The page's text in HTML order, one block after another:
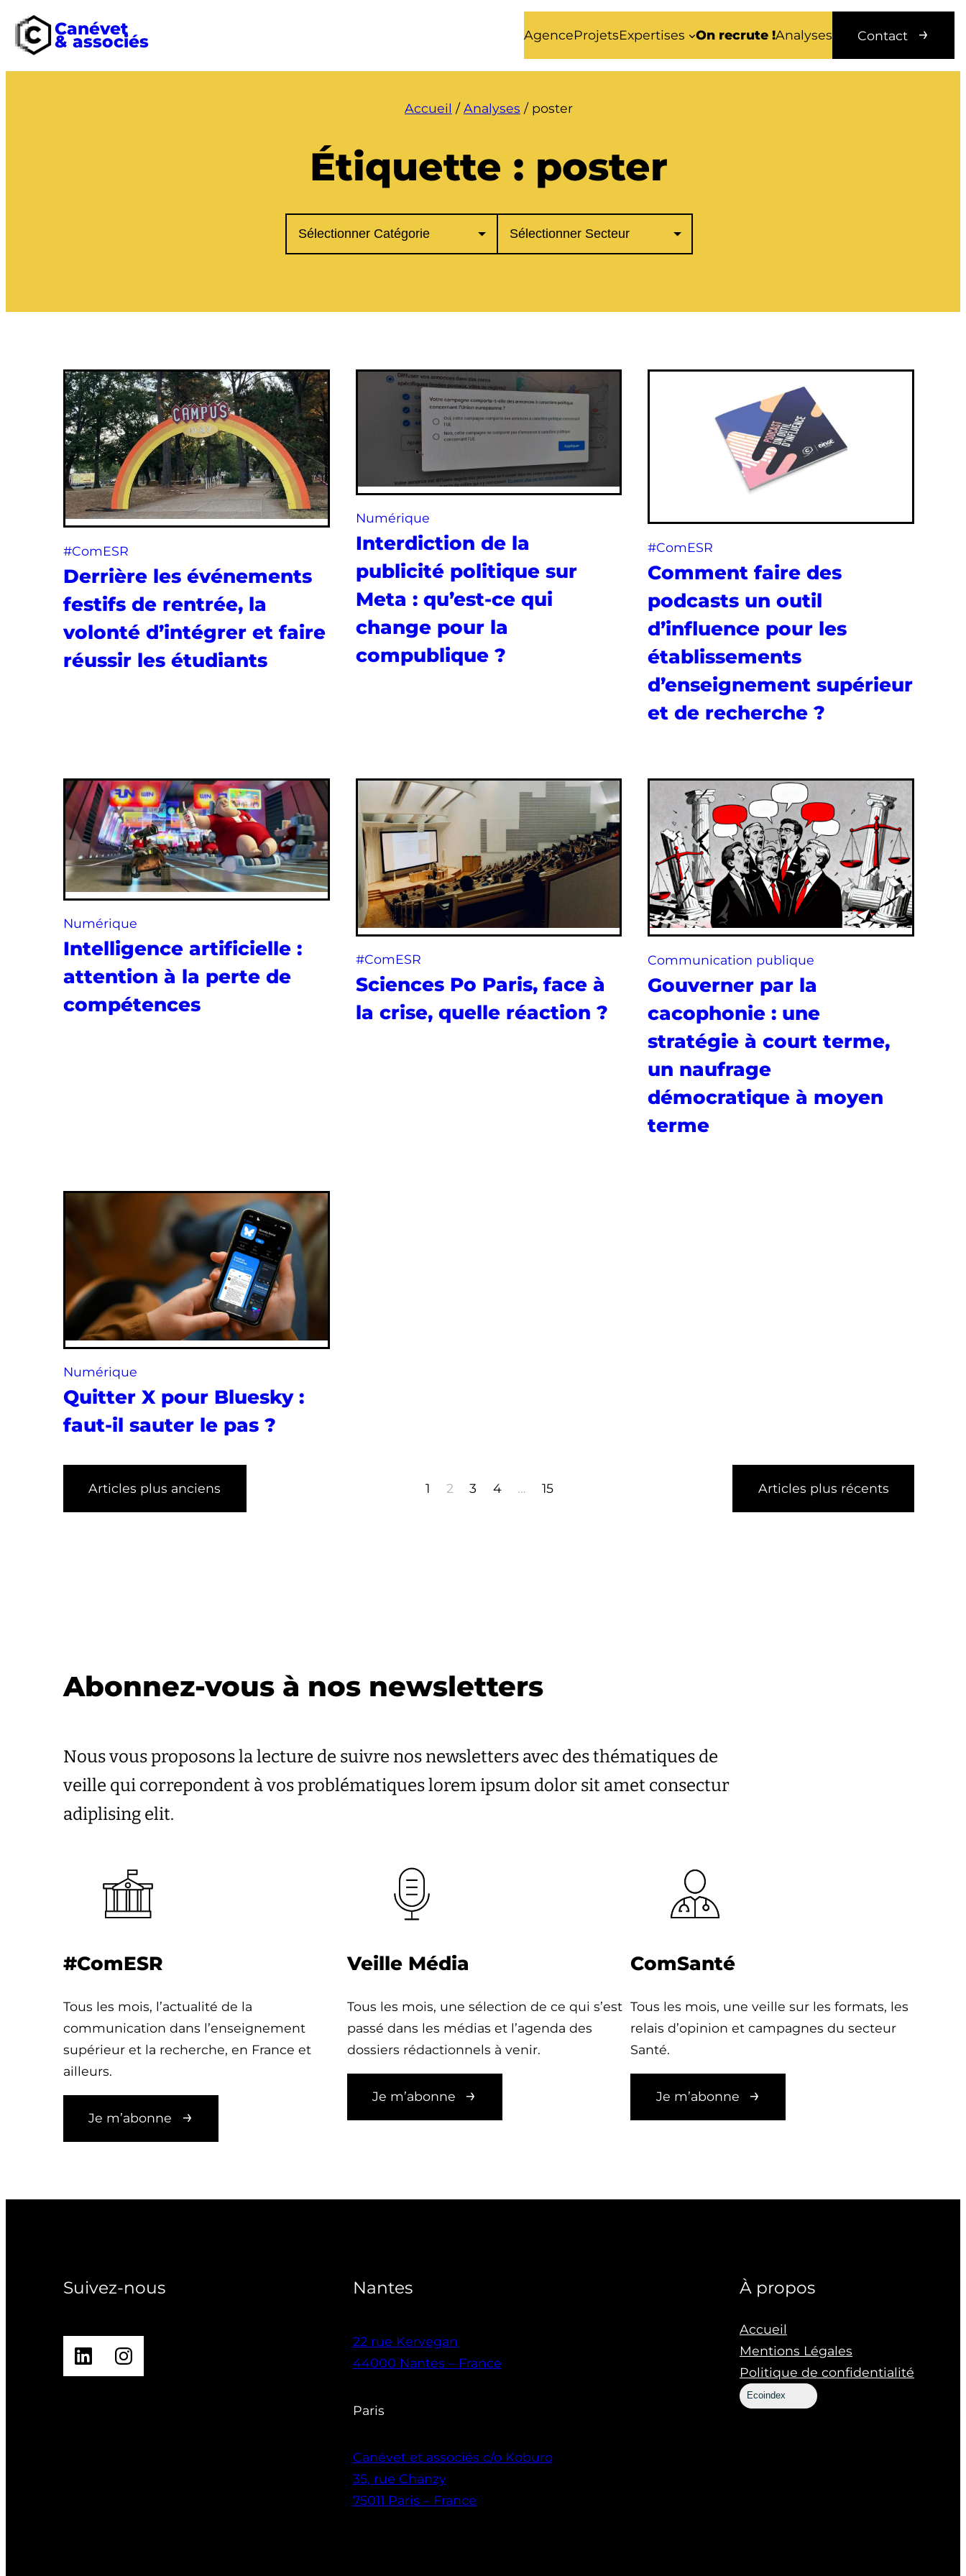
Aller
au
Canévet
& associés AgenceProjetsExpertises On recrute !Analyses Contact
Accueil / Analyses / poster
Étiquette : poster
#ComESR
Derrière les événements
festifs de rentrée, la
volonté d’intégrer et faire
réussir les étudiants
Numérique
Interdiction de la
publicité politique sur
Meta : qu’est-ce qui
change pour la
compublique ?
#ComESR
Comment faire des
podcasts un outil
d’influence pour les
établissements
d’enseignement supérieur
et de recherche ?
Numérique
Intelligence artificielle :
attention à la perte de
compétences
#ComESR
Sciences Po Paris, face à
la crise, quelle réaction ?
Communication publique
Gouverner par la
cacophonie : une
stratégie à court terme,
un naufrage
démocratique à moyen
terme
Numérique
Quitter X pour Bluesky :
faut-il sauter le pas ?
Articles plus anciens 1 2 3 4 … 15 Articles plus récents
Abonnez-vous à nos newsletters
Nous vous proposons la lecture de suivre nos newsletters avec des thématiques de
veille qui correpondent à vos problématiques lorem ipsum dolor sit amet consectur
adiplising elit.
#ComESR
Tous les mois, l’actualité de la
communication dans l’enseignement
supérieur et la recherche, en France et
ailleurs.
Je m’abonne
Veille Média
Tous les mois, une sélection de ce qui s’est
passé dans les médias et l’agenda des
dossiers rédactionnels à venir.
Je m’abonne
ComSanté
Tous les mois, une veille sur les formats, les
relais d’opinion et campagnes du secteur
Santé.
Je m’abonne
Suivez-nous
LinkedInInstagram
Nantes
22 rue Kervegan
44000 Nantes – France
Paris
Canévet et associés c/o Koburo
35, rue Chanzy
75011 Paris – France
À propos
Accueil
Mentions Légales
Politique de confidentialité
Ecoindex